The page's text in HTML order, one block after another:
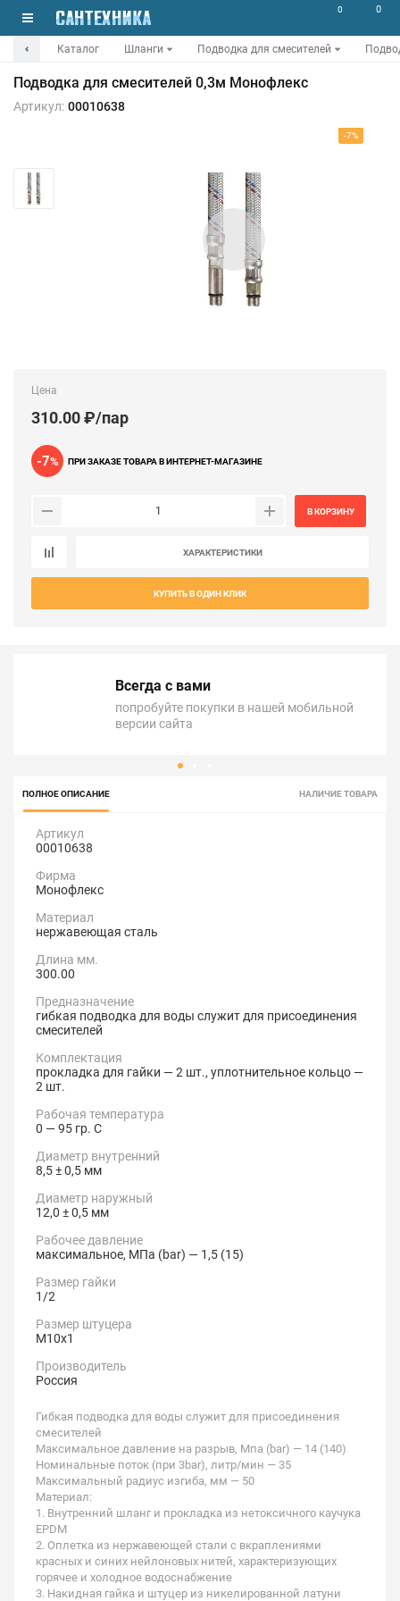
0 0
Каталог Шланги Подводка для смесителей
Подводка для смесителей 0,3м Монофлекс
Артикул: 00010638
-7%
Цена
310.00 ₽/пар
-7% ПРИ ЗАКАЗЕ ТОВАРА В ИНТЕРНЕТ-МАГАЗИНЕ
В КОРЗИНУ
ХАРАКТЕРИСТИКИ
КУПИТЬ В ОДИН КЛИК
Всегда с вами
попробуйте покупки в нашей мобильной
версии сайта
ПОЛНОЕ ОПИСАНИЕ НАЛИЧИЕ ТОВАРА
Артикул
00010638
Фирма
Монофлекс
Материал
нержавеющая сталь
Длина мм.
300.00
Предназначение
гибкая подводка для воды служит для присоединения
смесителей
Комплектация
прокладка для гайки — 2 шт., уплотнительное кольцо —
2 шт.
Рабочая температура
0 — 95 гр. С
Диаметр внутренний
8,5 ± 0,5 мм
Диаметр наружный
12,0 ± 0,5 мм
Рабочее давление
максимальное, МПа (bar) — 1,5 (15)
Размер гайки
1/2
Размер штуцера
М10х1
Производитель
Россия
Гибкая подводка для воды служит для присоединения
смесителей
Максимальное давление на разрыв, Мпа (bar) — 14 (140)
Номинальные поток (при 3bar), литр/мин — 35
Максимальный радиус изгиба, мм — 50
Материал:
1. Внутренний шланг и прокладка из нетоксичного каучука
EPDM
2. Оплетка из нержавеющей стали с вкраплениями
красных и синих нейлоновых нитей, характеризующих
горячее и холодное водоснабжение
3. Накидная гайка и штуцер из никелированной латуни